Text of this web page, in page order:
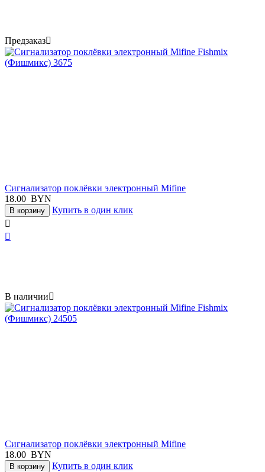
Предзаказ
Сигнализатор поклёвки электронный Mifine
18.00 BYN
В корзину
Купить в один клик


В наличии
Сигнализатор поклёвки электронный Mifine
18.00 BYN
В корзину
Купить в один клик